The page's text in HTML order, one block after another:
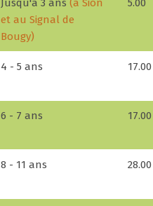
Jusqu'à 3 ans (à Sion
et au Signal de
Bougy)
5.00
4 - 5 ans 17.00
6 - 7 ans 17.00
8 - 11 ans 28.00